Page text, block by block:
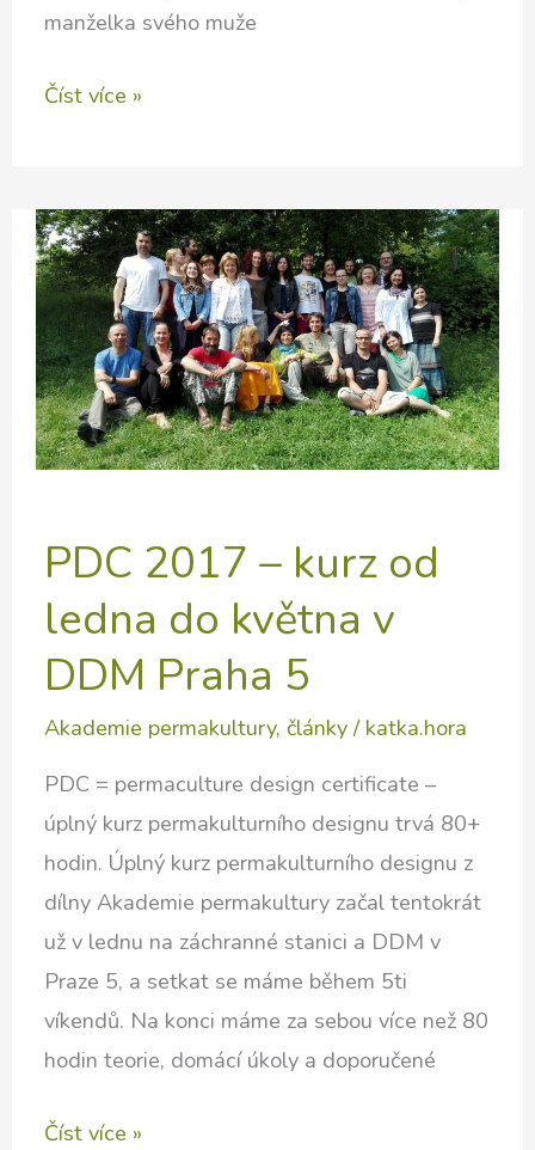
manželka svého muže
Za
Číst více »
PDC 2017 – kurz od
ledna do května v
DDM Praha 5
Akademie permakultury,články/ katka.hora
PDC = permaculture design certificate –
úplný kurz permakulturního designu trvá 80+
hodin. Úplný kurz permakulturního designu z
dílny Akademie permakultury začal tentokrát
už v lednu na záchranné stanici a DDM v
Praze 5, a setkat se máme během 5ti
víkendů. Na konci máme za sebou více než 80
hodin teorie, domácí úkoly a doporučené
PDC
Číst více »